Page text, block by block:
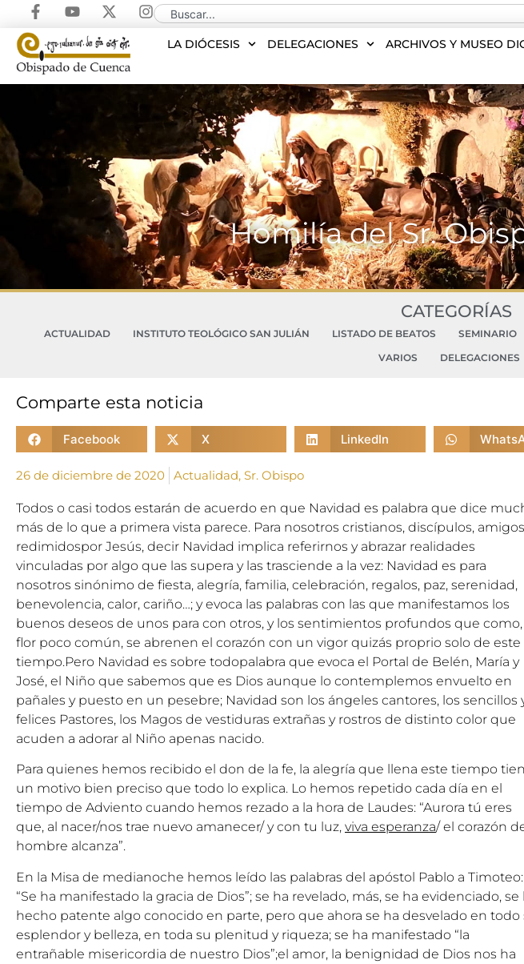
LA DIÓCESIS DELEGACIONES ARCHIVOS Y MUSEO
Homilía del Sr.
CATEGORÍAS
ACTUALIDAD INSTITUTO TEOLÓGICO SAN JULIÁN LISTADO DE BEATOS SEMINARIO
VARIOS
DELEGACIONES
Comparte esta noticia
Facebook X LinkedIn
26 de diciembre de 2020 Actualidad, Sr. Obispo
Todos o casi todos estarán de acuerdo en que Navidad es palabra que dice
más de lo que a primera vista parece. Para nosotros cristianos, discípulos,
redimidospor Jesús, decir Navidad implica referirnos y abrazar realidades
vinculadas por algo que las supera y las trasciende a la vez: Navidad es para
nosotros sinónimo de fiesta, alegría, familia, celebración, regalos, paz, serenidad,
benevolencia, calor, cariño…; y evoca las palabras con las que manifestamos los
buenos deseos de unos para con otros, y los sentimientos profundos que como,
flor poco común, se abrenen el corazón con un vigor quizás proprio solo de este
tiempo.Pero Navidad es sobre todopalabra que evoca el Portal de Belén, María y
José, el Niño que sabemos que es Dios aunque lo contemplemos envuelto en
pañales y puesto en un pesebre; Navidad son los ángeles cantores, los sencillos
felices Pastores, los Magos de vestiduras extrañas y rostros de distinto color que
acuden a adorar al Niño apenas nacido.
Para quienes hemos recibido el don de la fe, la alegría que llena este tiempo
un motivo bien preciso que todo lo explica. Lo hemos repetido cada día en el
tiempo de Adviento cuando hemos rezado a la hora de Laudes: “Aurora tú eres
que, al nacer/nos trae nuevo amanecer/ y con tu luz, viva esperanza/ el corazón
hombre alcanza”.
En la Misa de medianoche hemos leído las palabras del apóstol Pablo a Timoteo:
“Se ha manifestado la gracia de Dios”; se ha revelado, más, se ha evidenciado, se
hecho patente algo conocido en parte, pero que ahora se ha desvelado en todo
esplendor y belleza, en toda su plenitud y riqueza; se ha manifestado “la
entrañable misericordia de nuestro Dios”;el amor, la benignidad de Dios nos ha